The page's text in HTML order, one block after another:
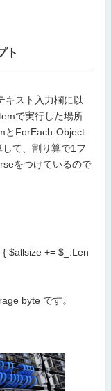
ト
キスト入力欄に以
で実行した場所
とForEach-Object
て、割り算で1フ
をつけているので
$allsize += $_.Len
byte です。